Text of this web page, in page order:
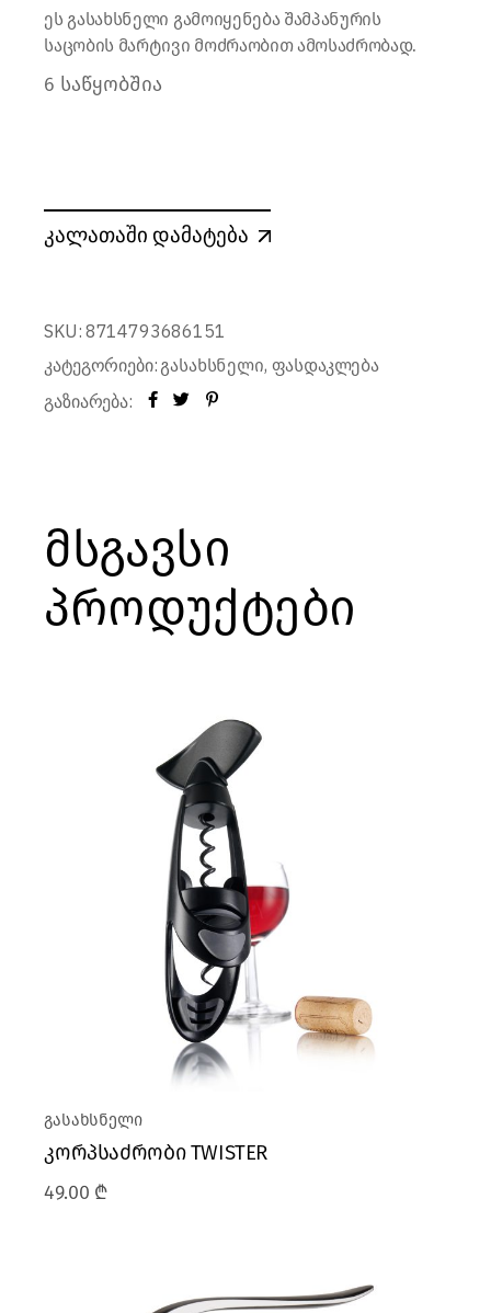
ეს გასახსნელი გამოიყენება შამპანურის
საცობის მარტივი მოძრაობით ამოსაძრობად.
6 საწყობშია
კალათაში დამატება
SKU: 8714793686151
კატეგორიები: გასახსნელი, ფასდაკლება
გაზიარება:
მსგავსი
პროდუქტები
გასახსნელი
კორპსაძრობი TWISTER
49.00 ₾